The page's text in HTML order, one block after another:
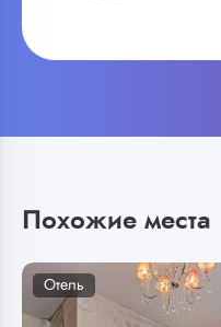
Похожие места
Отель